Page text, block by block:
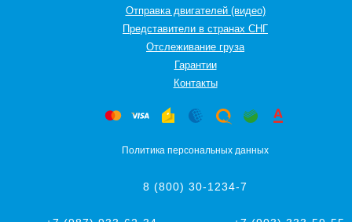
Отправка двигателей (видео)
Представители в странах СНГ
Oтслеживание груза
Гарантии
Контакты
Политика персональных данных
8 (800) 30-1234-7